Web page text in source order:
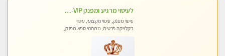
לעיסוי מרגיע ומפנק VIP-מומלץ לחלוטין! פרטי! ​​​​​​ Highly recommended
עיסוי מפנק, עיסוי מקצועי, עיסוי
בקלניקה פרטית, מתחמי ספא מפנק,
טנטרה